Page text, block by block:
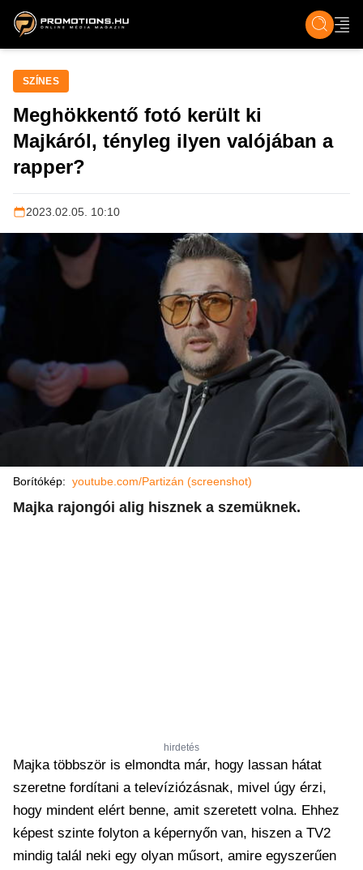
ZENE, FILM & KULT ÉLET TECH &
SZÍNES
Meghökkentő fotó került ki
Majkáról, tényleg ilyen valójában a
rapper?
2023.02.05. 10:10
Borítókép: youtube.com/Partizán (screenshot)
Majka rajongói alig hisznek a szemüknek.
hirdetés
Majka többször is elmondta már, hogy lassan hátat
szeretne fordítani a televíziózásnak, mivel úgy érzi,
hogy mindent elért benne, amit szeretett volna. Ehhez
képest szinte folyton a képernyőn van, hiszen a TV2
mindig talál neki egy olyan műsort, amire egyszerűen